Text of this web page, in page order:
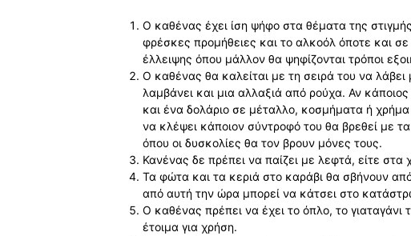
O καθένας έχει ίση ψήφο στα θέματα της
φρέσκες προμήθειες και το αλκοόλ όποτε και
έλλειψης όπου μάλλον θα ψηφίζονται τρόποι
Ο καθένας θα καλείται με τη σειρά του να
λαμβάνει και μια αλλαξιά από ρούχα. Αν
και ένα δολάριο σε μέταλλο, κοσμήματα ή
να κλέψει κάποιον σύντροφό του θα βρεθεί με
όπου οι δυσκολίες θα τον βρουν μόνες τους.
Κανένας δε πρέπει να παίζει με λεφτά, είτε στα
Τα φώτα και τα κεριά στο καράβι θα σβήνουν
από αυτή την ώρα μπορεί να κάτσει στο
Ο καθένας πρέπει να έχει το όπλο, τo γιαταγάνι
έτοιμα για χρήση.